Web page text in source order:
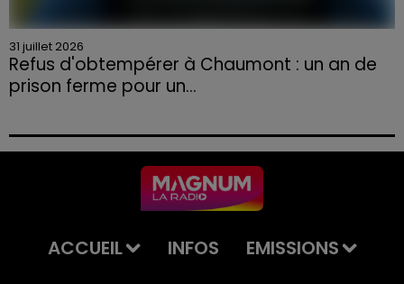
31 juillet 2026
Refus d'obtempérer à Chaumont : un an de
prison ferme pour un...
permis et la confiscation de son véhicule.
ACCUEIL INFOS
EMISSIONS